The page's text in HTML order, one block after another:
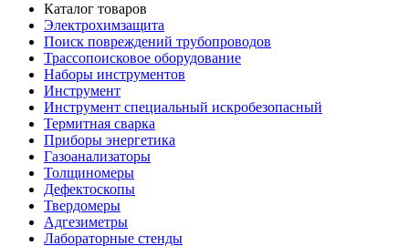
Каталог товаров
Электрохимзащита
Поиск повреждений трубопроводов
Трассопоисковое оборудование
Наборы инструментов
Инструмент
Инструмент специальный искробезопасный
Термитная сварка
Приборы энергетика
Газоанализаторы
Толщиномеры
Дефектоскопы
Твердомеры
Адгезиметры
Лабораторные стенды